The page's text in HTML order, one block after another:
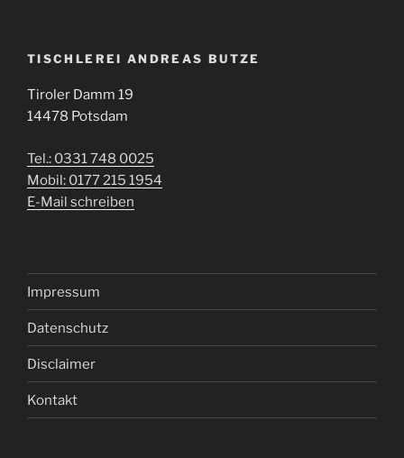
TISCHLEREI ANDREAS BUTZE
Tiroler Damm 19
14478 Potsdam
Tel.: 0331 748 0025
Mobil: 0177 215 1954
E-Mail schreiben
Impressum
Datenschutz
Disclaimer
Kontakt